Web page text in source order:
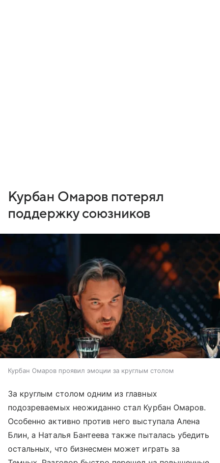
Курбан Омаров потерял
поддержку союзников
Курбан Омаров проявил эмоции за круглым столом
За круглым столом одним из главных
подозреваемых неожиданно стал Курбан Омаров.
Особенно активно против него выступала Алена
Блин, а Наталья Бантеева также пыталась убедить
остальных, что бизнесмен может играть за